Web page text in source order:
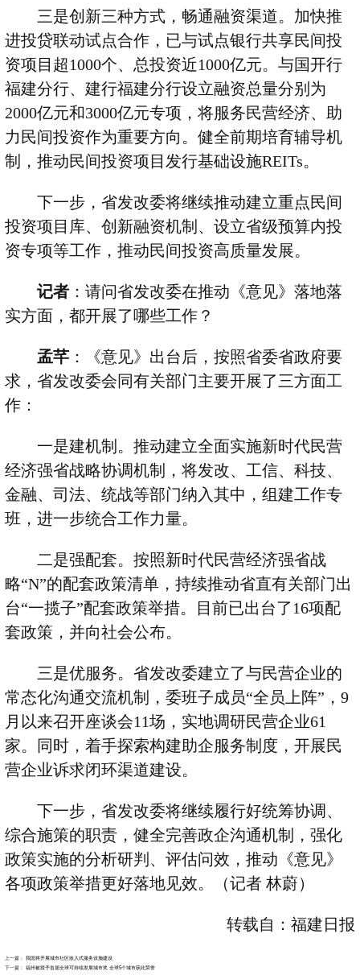
三是创新三种方式，畅通融资渠道。加快推
进投贷联动试点合作，已与试点银行共享民间投
资项目超1000个、总投资近1000亿元。与国开行
福建分行、建行福建分行设立融资总量分别为
2000亿元和3000亿元专项，将服务民营经济、助
力民间投资作为重要方向。健全前期培育辅导机
制，推动民间投资项目发行基础设施REITs。
下一步，省发改委将继续推动建立重点民间
投资项目库、创新融资机制、设立省级预算内投
资专项等工作，推动民间投资高质量发展。
记者：请问省发改委在推动《意见》落地落
实方面，都开展了哪些工作？
孟芊：《意见》出台后，按照省委省政府要
求，省发改委会同有关部门主要开展了三方面工
作：
一是建机制。推动建立全面实施新时代民营
经济强省战略协调机制，将发改、工信、科技、
金融、司法、统战等部门纳入其中，组建工作专
班，进一步统合工作力量。
二是强配套。按照新时代民营经济强省战
略“N”的配套政策清单，持续推动省直有关部门出
台“一揽子”配套政策举措。目前已出台了16项配
套政策，并向社会公布。
三是优服务。省发改委建立了与民营企业的
常态化沟通交流机制，委班子成员“全员上阵” ， 9
月以来召开座谈会11场，实地调研民营企业61
家。同时，着手探索构建助企服务制度，开展民
营企业诉求闭环渠道建设。
下一步，省发改委将继续履行好统筹协调、
综合施策的职责，健全完善政企沟通机制，强化
政策实施的分析研判、评估问效，推动《意见》
各项政策举措更好落地见效。（记者 林蔚）
转载自：福建日报
上一篇： 我国将开展城市社区嵌入式服务设施建设
下一篇： 福州被授予首届全球可持续发展城市奖 全球5个城市获此荣誉